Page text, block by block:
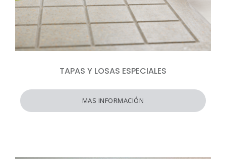
TAPAS Y LOSAS ESPECIALES
MAS INFORMACIÓN